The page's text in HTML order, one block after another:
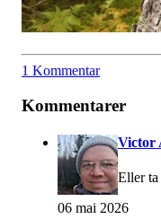
1 Kommentar
Kommentarer
Victor
Eller
06 mai 2026